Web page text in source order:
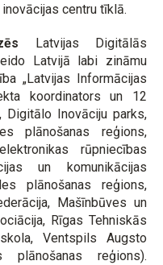
centru tīklā.
Latvijas Digitālās
Latvijā labi zināmu
„Latvijas Informācijas
koordinators un 12
Digitālo Inovāciju parks,
plānošanas reģions,
rūpniecības
un komunikācijas
plānošanas reģions,
Mašīnbūves un
Rīgas Tehniskās
Ventspils Augsto
plānošanas reģions).